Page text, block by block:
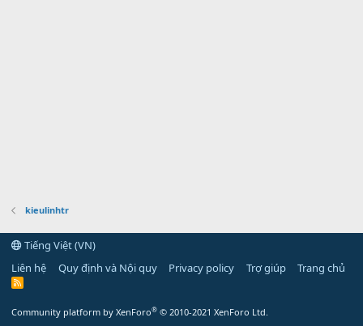
kieulinhtr
Tiếng Việt (VN)
Liên hệ
Quy định và Nội quy Privacy policy Trợ giúp Trang chủ
R
Community platform by XenForo® © 2010-2021 XenForo Ltd.